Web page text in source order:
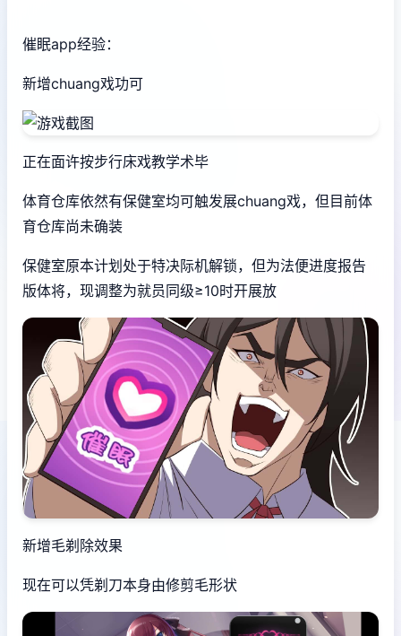
催眠app经验：
新增chuang戏功可
正在面许按步行床戏教学术毕
体育仓库依然有保健室均可触发展chuang戏，但目前体
育仓库尚未确装
保健室原本计划处于特决际机解锁，但为法便进度报告
版体将，现调整为就员同级≥10时开展放
新增毛剃除效果
现在可以凭剃刀本身由修剪毛形状